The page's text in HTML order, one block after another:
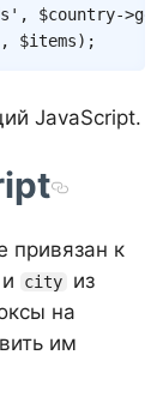
, $country->
, $items) ;
JavaScript.
привязан к
и city
из
на
им